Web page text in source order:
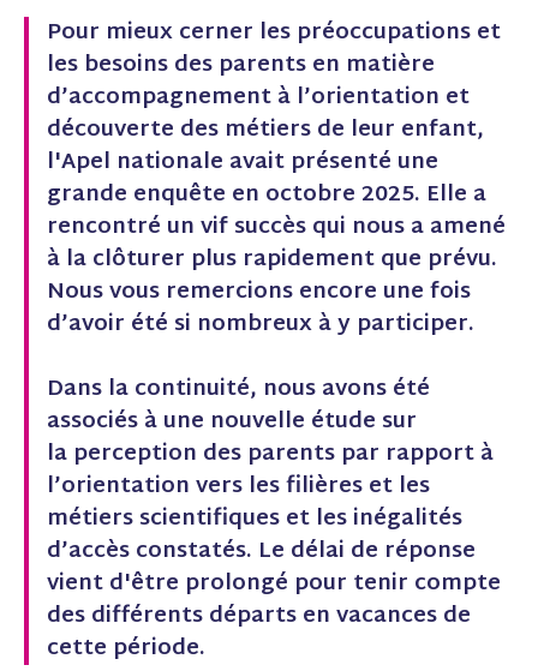
g
e
r
s
u
r
F
a
c
e
b
o
o
k
(
o
u
v
e
l
l
e
f
e
n
ê
t
r
g
e
r
s
u
r
L
i
n
k
e
d
I
n
(
n
u
l
l
e
f
e
n
ê
t
r
l
t
e
Pour mieux cerner les préoccupations et
les besoins des parents en matière
d’accompagnement à l’orientation et
découverte des métiers de leur enfant,
l'Apel nationale avait présenté une
grande enquête en octobre 2025. Elle a
rencontré un vif succès qui nous a amené
à la clôturer plus rapidement que prévu.
Nous vous remercions encore une fois
d’avoir été si nombreux à y participer.
Dans la continuité, nous avons été
associés à une nouvelle étude sur
la perception des parents par rapport à
l’orientation vers les filières et les
métiers scientifiques et les inégalités
d’accès constatés. Le délai de réponse
vient d'être prolongé pour tenir compte
des différents départs en vacances de
cette période.